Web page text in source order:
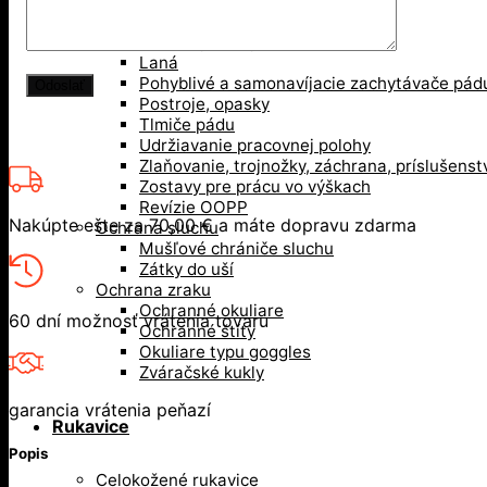
Laná
Pohyblivé a samonavíjacie zachytávače
Postroje, opasky
Tlmiče pádu
Udržiavanie pracovnej polohy
Zlaňovanie, trojnožky, záchrana,
Zostavy pre prácu vo výškach
Revízie OOPP
Ochrana sluchu
Mušľové chrániče sluchu
Zátky do uší
Ochrana zraku
Ochranné okuliare
Ochranné štíty
Okuliare typu goggles
Zváračské kukly
Rukavice
Celokožené rukavice
Nakúpte ešte za70,00€a máte dopravu zdarma
60 dní možnosť vrátenia tovaru
garancia vrátenia peňazí
Popis